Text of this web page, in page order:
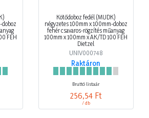
doboz
FEH
Kötődoboz fedél (MÜDK)
négyzetes 100mm x 100mm-doboz
fehér csavaros-rögzítés műanyag
100mm x 100mm x AK/TD 100 FEH
Dietzel
UNIV000748
Raktáron
Bruttó listaár
256,54 Ft
/ db